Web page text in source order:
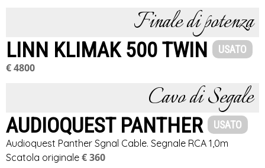
Finale di potenza
LINN KLIMAK 500 TWIN USATO
€ 4800
Cavo di Segale
AUDIOQUEST PANTHER USATO
Audioquest Panther Sgnal Cable. Segnale RCA 1,0m
Scatola originale € 360